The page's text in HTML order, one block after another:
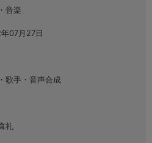
音楽
07月27日
歌手・音声合成
礼